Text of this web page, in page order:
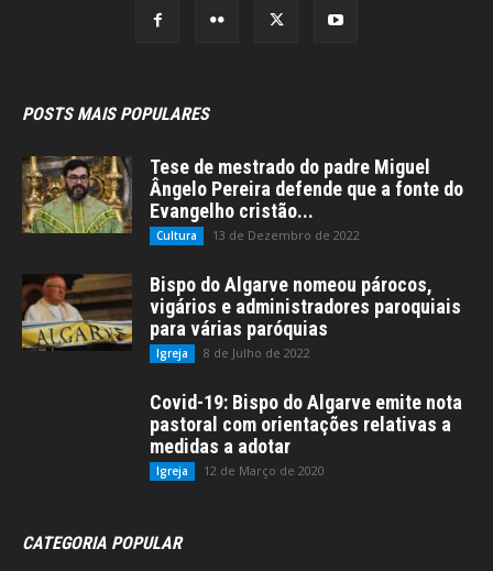
POSTS MAIS POPULARES
Tese de mestrado do padre Miguel
Ângelo Pereira defende que a fonte do
Evangelho cristão...
Cultura 13 de Dezembro de 2022
Bispo do Algarve nomeou párocos,
vigários e administradores paroquiais
para várias paróquias
Igreja 8 de Julho de 2022
Covid-19: Bispo do Algarve emite nota
pastoral com orientações relativas a
medidas a adotar
Igreja 12 de Março de 2020
CATEGORIA POPULAR